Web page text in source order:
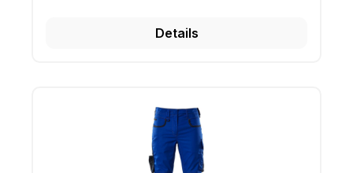
Details